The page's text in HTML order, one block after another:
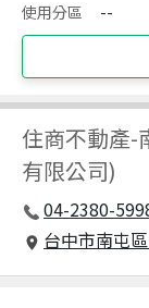
使用分區
--
住商不動產-
有限公司)
04-2380-
台中市南屯